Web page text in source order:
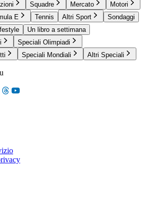
Squadre Mercato
Motori
E Tennis Altri Sport
Sondaggi
Un libro a settimana
Speciali Olimpiadi
Speciali Mondiali Altri Speciali